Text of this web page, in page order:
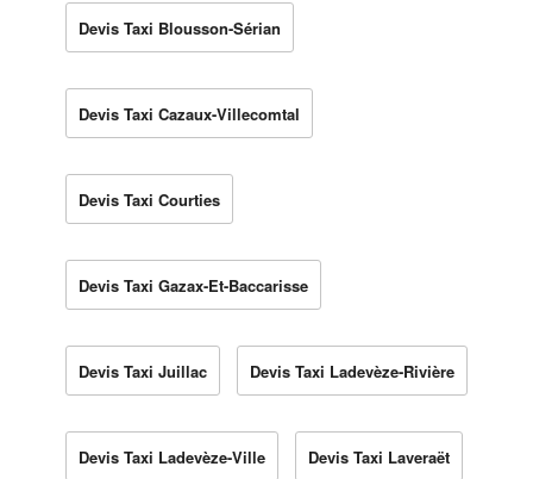
Devis Taxi Blousson-Sérian
Devis Taxi Cazaux-Villecomtal
Devis Taxi Courties
Devis Taxi Gazax-Et-Baccarisse
Devis Taxi Juillac Devis Taxi Ladevèze-Rivière
Devis Taxi Ladevèze-Ville Devis Taxi Laveraët